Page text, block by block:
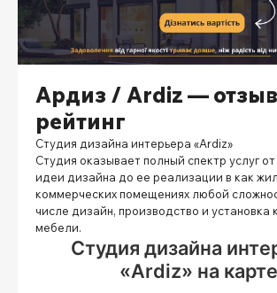
Ардиз / Ardiz —
рейтинг
Студия дизайна интерьера «Ardiz»
Студия оказывает полный спектр услуг
идеи дизайна до ее реализации в как
коммерческих помещениях любой
числе дизайн, производство и установка
мебели.
Студия дизайна
«Ardiz» на карте